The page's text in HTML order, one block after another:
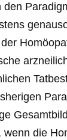
die